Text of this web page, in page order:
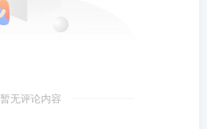
暂无评论内容